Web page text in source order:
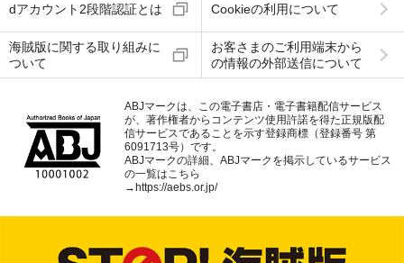
dアカウント2段階認証とは Cookieの利用について
海賊版に関する取り組みに
ついて
お客さまのご利用端末から
の情報の外部送信について
ABJマークは、この電子書店・電子書籍配信サービス
が、著作権者からコンテンツ使用許諾を得た正規版配
信サービスであることを示す登録商標（登録番号 第
6091713号）です。
ABJマークの詳細、ABJマークを掲示しているサービス
の一覧はこちら
→https://aebs.or.jp/